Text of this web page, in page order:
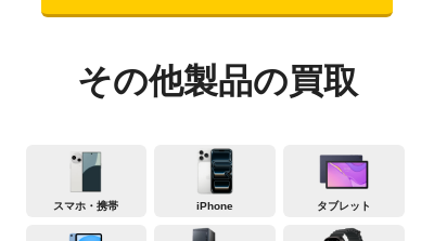
その他製品の買取
スマホ・携帯 iPhone タブレット